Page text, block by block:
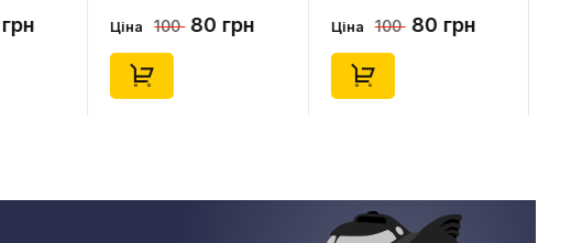
(14542)
Ціна 100 80 грн
(14544)
Ціна 100 80 грн